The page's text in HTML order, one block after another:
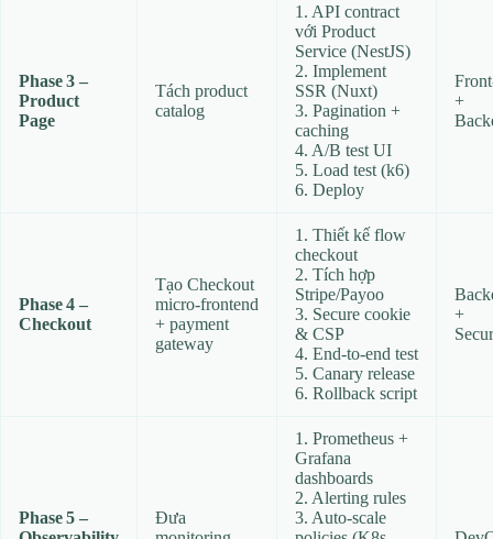
Phase 3 –
Product
Page
Tách product
catalog
1. API contract
với Product
Service (NestJS)
2. Implement
SSR (Nuxt)
3. Pagination +
caching
4. A/B test UI
5. Load test (k6)
6. Deploy
+
Phase 4 –
Checkout
Tạo Checkout
micro‑frontend
+ payment
gateway
1. Thiết kế flow
checkout
2. Tích hợp
Stripe/Payoo
3. Secure cookie
& CSP
4. End‑to‑end test
5. Canary release
6. Rollback script
+
Phase 5 –
Đưa
1. Prometheus +
Grafana
dashboards
2. Alerting rules
3. Auto‑scale